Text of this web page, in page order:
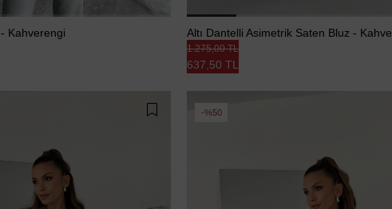
Kahverengi Altı Dantelli Asimetrik Saten Bluz - Kahve
637,50 TL
1.275,00 TL
%50